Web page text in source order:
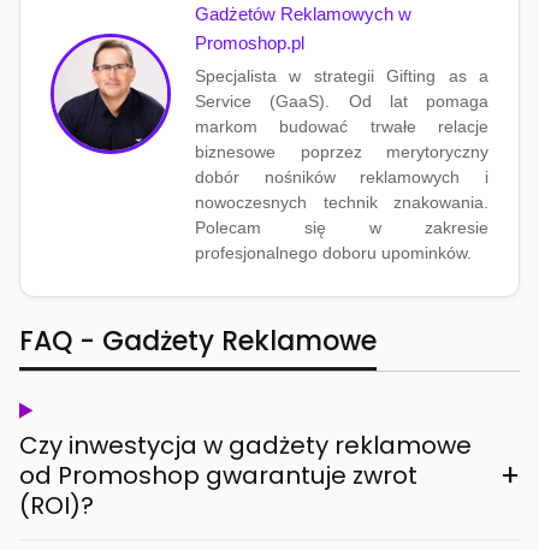
Gadżetów Reklamowych w
Promoshop.pl
Specjalista w strategii Gifting as a
Service (GaaS). Od lat pomaga
markom budować trwałe relacje
biznesowe poprzez merytoryczny
dobór nośników reklamowych i
nowoczesnych technik znakowania.
Polecam się w zakresie
profesjonalnego doboru upominków.
FAQ - Gadżety Reklamowe
Czy inwestycja w gadżety reklamowe
od Promoshop gwarantuje zwrot
(ROI)?
+